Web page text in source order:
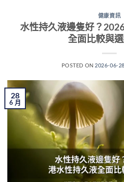
健康資訊
水性持久液邊隻好？
全面比較與
POSTED ON 2026-06-28
28
6 月